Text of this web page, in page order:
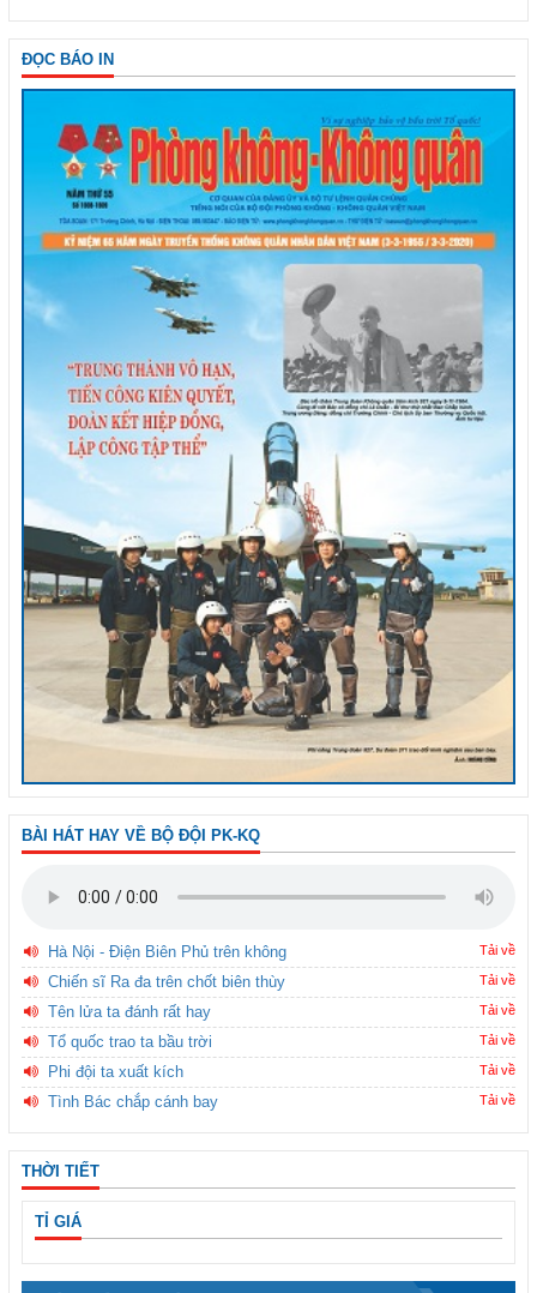
ĐỌC BÁO IN
BÀI HÁT HAY VỀ BỘ ĐỘI PK-KQ
Hà Nội - Điện Biên Phủ trên không Tải về
Chiến sĩ Ra đa trên chốt biên thùy Tải về
Tên lửa ta đánh rất hay Tải về
Tổ quốc trao ta bầu trời Tải về
Phi đội ta xuất kích Tải về
Tình Bác chắp cánh bay Tải về
THỜI TIẾT
TỈ GIÁ